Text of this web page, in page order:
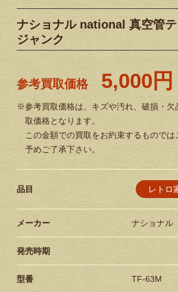
ナショナル national 真空管
ジャンク
参考買取価格 5,000円
※参考買取価格は、キズや汚れ、破損・欠
取価格となります。
この金額での買取をお約束するものでは
予めご了承下さい。
品目 レトロ
メーカー ナショナル
発売時期
型番 TF-63M